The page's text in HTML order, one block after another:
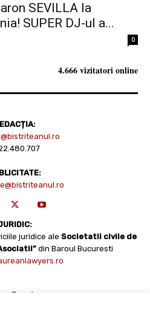
SEVILLA la
SUPER DJ-ul a...
0
4.666 vizitatori online
juridice ale Societatii civile de
din Baroul Bucuresti